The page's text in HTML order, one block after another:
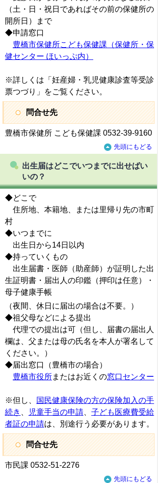
（土・日・祝日であればその前の保健所の
開所日）まで
◆申請窓口
豊橋市保健所こども保健課（保健所・保
健センター ほいっぷ内）
※詳しくは「妊産婦・乳児健康診査等受診
票つづり」をご覧ください。
問合せ先
豊橋市保健所 こども保健課 0532-39-9160
先頭にもどる
出生届はどこでいつまでに出せばい
いの？
◆どこで
住所地、本籍地、または里帰り先の市町
村
◆いつまでに
出生日から14日以内
◆持っていくもの
出生届書・医師（助産師）が証明した出
生証明書・届出人の印鑑（押印は任意）・
母子健康手帳
（夜間、休日に届出の場合は不要。）
◆祖父母などによる提出
代理での提出は可（但し、届書の届出人
欄は、父または母の氏名を本人が署名して
ください。）
◆届出窓口（豊橋市の場合）
豊橋市役所またはお近くの窓口センター
※但し、
国民健康保険の方の保険加入の手
続き
児童手当の申請
子ども医療費受給
者証の申請は、別途行う必要があります。
問合せ先
市民課 0532-51-2276
先頭にもどる